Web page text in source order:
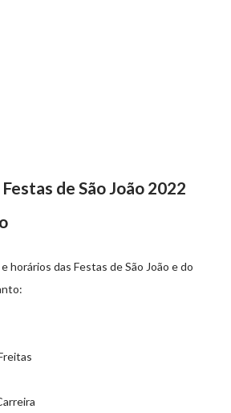
de São João 2022
horários das Festas de São João e do